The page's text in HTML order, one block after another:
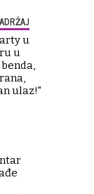
u
u
ulaz!"